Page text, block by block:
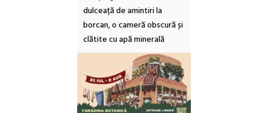
dulceață de amintiri la
borcan, o cameră obscură și
clătite cu apă minerală